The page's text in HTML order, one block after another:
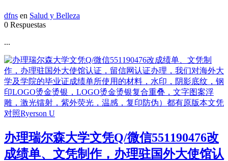
dfns en Salud y Belleza
0 Respuestas
...
办理瑞尔森大学文凭Q/微信551190476改
成绩单、文凭制作，办理驻国外大使馆认